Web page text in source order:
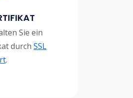
Sie ein
durch SSL
.